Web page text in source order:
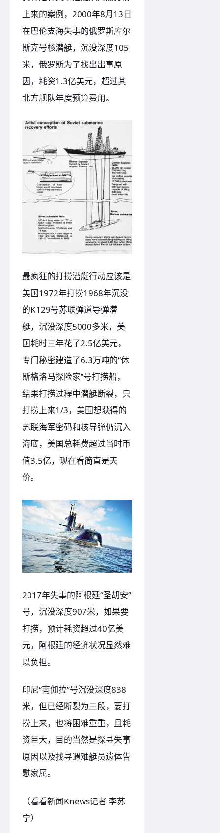
上来的案例，2000年8月13日
在巴伦支海失事的俄罗斯库尔
斯克号核潜艇，沉没深度105
米，俄罗斯为了找出出事原
因，耗资1.3亿美元，超过其
北方舰队年度预算费用。
最疯狂的打捞潜艇行动应该是
美国1972年打捞1968年沉没
的K129号苏联弹道导弹潜
艇，沉没深度5000多米，美
国耗时三年花了2.5亿美元，
专门秘密建造了6.3万吨的“休
斯格洛马探险家”号打捞船，
结果打捞过程中潜艇断裂，只
打捞上来1/3，美国想获得的
苏联海军密码和核导弹仍沉入
海底，美国总耗费超过当时币
值3.5亿，现在看简直是天
价。
2017年失事的阿根廷“圣胡安”
号，沉没深度907米，如果要
打捞，预计耗资超过40亿美
元，阿根廷的经济状况显然难
以负担。
印尼“南伽拉”号沉没深度838
米，但已经断裂为三段，要打
捞上来，也将困难重重，且耗
资巨大，目的当然是探寻失事
原因以及找寻遇难艇员遗体告
慰家属。
（看看新闻Knews记者 李苏
宁）